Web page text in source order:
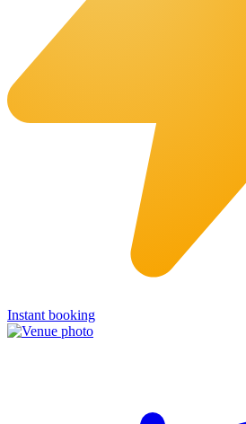
Instant booking